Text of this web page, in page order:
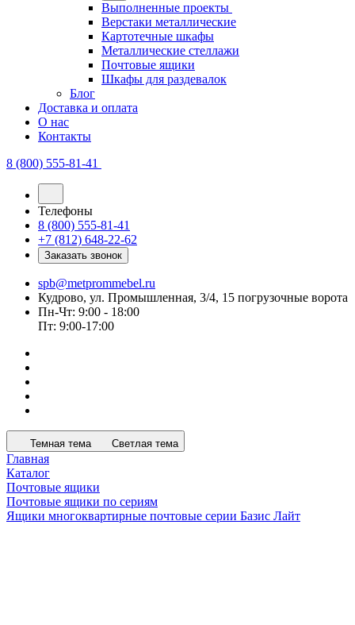
Выполненные проекты
Верстаки металлические
Картотечные шкафы
Металлические стеллажи
Почтовые ящики
Шкафы для раздевалок
Блог
Доставка и оплата
О нас
Контакты
8 (800) 555-81-41
Телефоны
8 (800) 555-81-41
+7 (812) 648-22-62
Заказать звонок
spb@metprommebel.ru
Кудрово, ул. Промышленная, 3/4, 15 погрузочные ворота
Пн-Чт: 9:00 - 18:00
Пт: 9:00-17:00
Темная тема Светлая тема
Главная
Каталог
Почтовые ящики
Почтовые ящики по сериям
Ящики многоквартирные почтовые серии Базис Лайт